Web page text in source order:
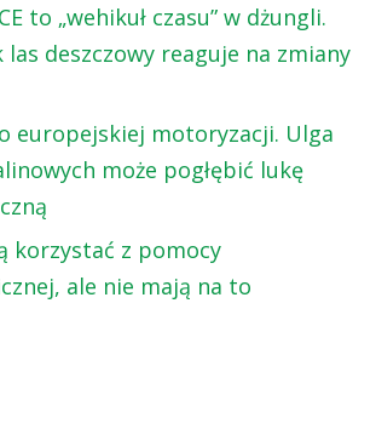
to „wehikuł czasu” w dżungli.
las deszczowy reaguje na zmiany
europejskiej motoryzacji. Ulga
może pogłębić lukę
korzystać z pomocy
ale nie mają na to